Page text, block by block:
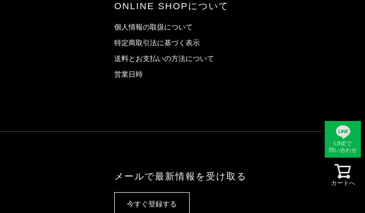
LINEで
問い合わせ
カートへ
ONLINE SHOPについて
個人情報の取扱について
特定商取引法に基づく表示
送料とお支払いの方法について
営業日時
メールで最新情報を受け取る
今すぐ登録する